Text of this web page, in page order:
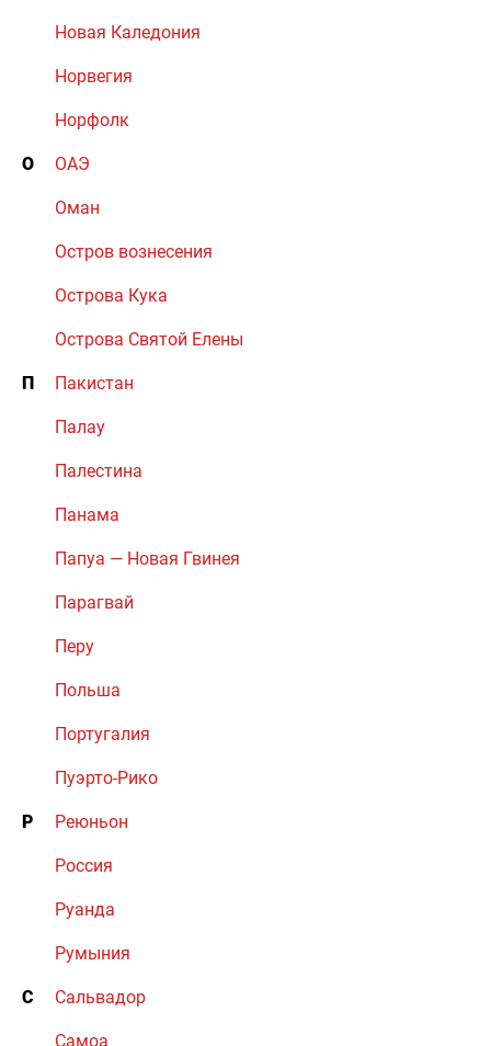
Новая Каледония
Норвегия
Норфолк
О ОАЭ
Оман
Остров вознесения
Острова Кука
Острова Святой Елены
П Пакистан
Палау
Палестина
Панама
Папуа — Новая Гвинея
Парагвай
Перу
Польша
Португалия
Пуэрто-Рико
Р Реюньон
Россия
Руанда
Румыния
С Сальвадор
Самоа